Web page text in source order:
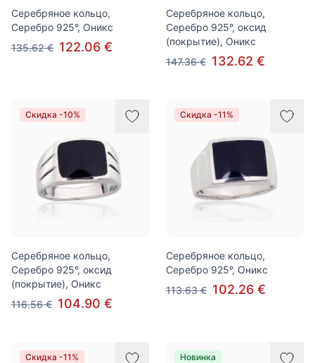
Серебряное кольцо,
Серебро 925°, Оникс
135.62 € 122.06 €
Серебряное кольцо,
Серебро 925°, оксид
(покрытие), Оникс
147.36 € 132.62 €
Скидка -10%
Серебряное кольцо,
Серебро 925°, оксид
(покрытие), Оникс
116.56 € 104.90 €
Скидка -11%
Серебряное кольцо,
Серебро 925°, Оникс
113.63 € 102.26 €
Скидка -11% Новинка